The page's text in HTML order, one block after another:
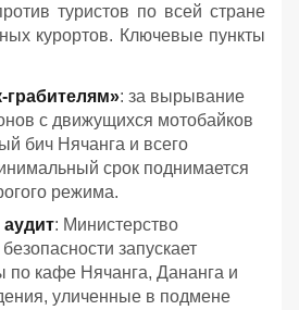
туристов по всей стране
курортов. Ключевые пункты
грабителям»: за вырывание
с движущихся мотобайков
бич Нячанга и всего
срок поднимается
режима.
: Министерство
запускает
по кафе Нячанга, Дананга и
уличенные в подмене